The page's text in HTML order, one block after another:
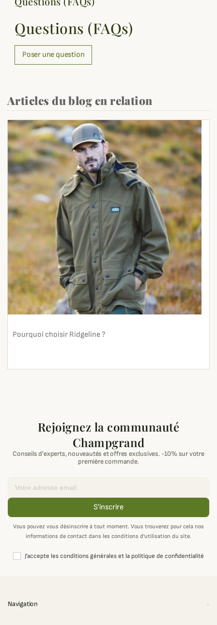
Questions (FAQs)
Poser une question
Articles du blog en relation
Pourquoi choisir Ridgeline ?
Rejoignez la communauté
Champgrand
Conseils d'experts, nouveautés et offres exclusives. -10% sur votre
première commande.
S'inscrire
Vous pouvez vous désinscrire à tout moment. Vous trouverez pour cela nos
informations de contact dans les conditions d'utilisation du site.
J'accepte les conditions générales et la politique de confidentialité
Navigation